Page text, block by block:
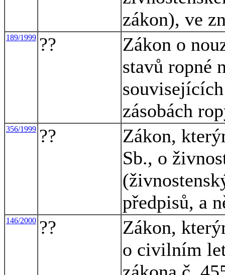
zákon), ve
189/1999 ??
Zákon o
stavů ropné
zásobách
356/1999 ??
Zákon,
Sb., o
předpisů, a
146/2000 ??
Zákon,
o civilním